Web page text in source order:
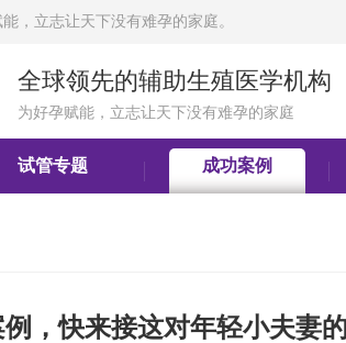
，立志让天下没有难孕的家庭。
全球领先的辅助生殖医学机构
为好孕赋能，立志让天下没有难孕的家庭
试管专题 成功案例
，快来接这对年轻小夫妻